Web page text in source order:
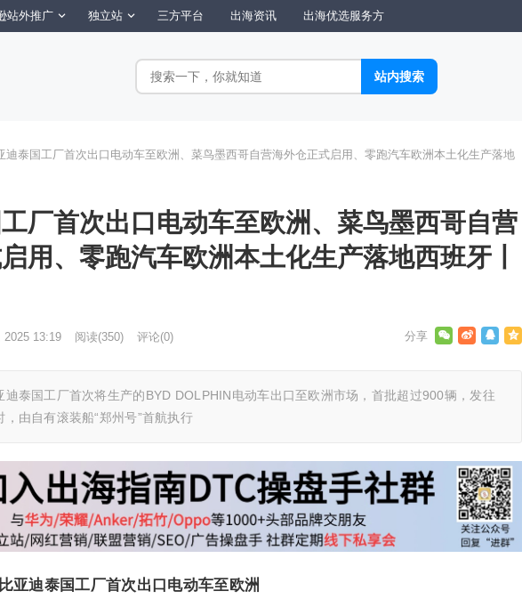
站外推广 独立站 三方平台 出海资讯 出海优选服务方
迪泰国工厂首次出口电动车至欧洲、菜鸟墨西哥自营海外仓正式启用、零跑汽车欧洲本土化生产落地
厂首次出口电动车至欧洲、菜鸟墨西哥自营
用、零跑汽车欧洲本土化生产落地西班牙丨
2025 13:19 阅读(350) 评论(0)
迪泰国工厂首次将生产的BYD DOLPHIN电动车出口至欧洲市场，首批超过900辆，发往
由自有滚装船“郑州号”首航执行
亚迪泰国工厂首次出口电动车至欧洲